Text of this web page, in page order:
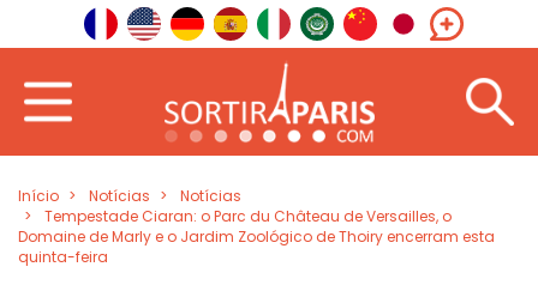
Início Notícias
Notícias
Tempestade Ciaran: o Parc du Château de Versailles, o
Domaine de Marly e o Jardim Zoológico de Thoiry encerram esta
quinta-feira